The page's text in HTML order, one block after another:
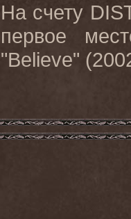
На счету
первое
"Believe"